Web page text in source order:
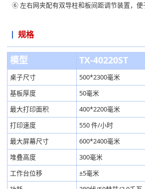
⑥ 左右网夹配有双导柱和板间距调节装置，便
规格
模型 TX-40220ST
桌子尺寸
500*2300毫米
基板厚度
50毫米
最大打印面积
400*2200毫米
打印速度
550 件/小时
最大屏幕尺寸
600*2400毫米
堆叠高度
300毫米
工作台位移
±5毫米